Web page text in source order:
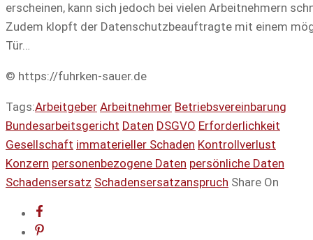
erscheinen, kann sich jedoch bei vielen Arbeitnehmern
Zudem klopft der Datenschutzbeauftragte mit einem
Tür…
© https://fuhrken-sauer.de
Tags:Arbeitgeber Arbeitnehmer Betriebsvereinbarung
Bundesarbeitsgericht Daten DSGVO Erforderlichkeit
Gesellschaft immaterieller Schaden Kontrollverlust
Konzern personenbezogene Daten persönliche Daten
Schadensersatz Schadensersatzanspruch Share On